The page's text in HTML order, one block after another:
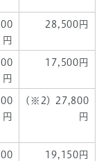
円
28,500円
円
17,500円
円
(※2) 27,800
円
19,150円